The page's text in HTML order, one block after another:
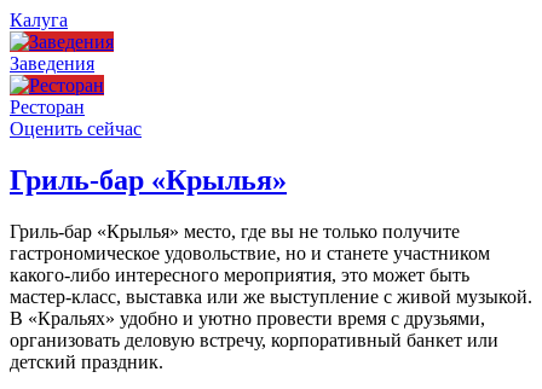
Калуга
Заведения
Ресторан
Оценить сейчас
Гриль-бар «Крылья»
Гриль-бар «Крылья» место, где вы не только получите
гастрономическое удовольствие, но и станете участником
какого-либо интересного мероприятия, это может быть
мастер-класс, выставка или же выступление с живой музыкой.
В «Кральях» удобно и уютно провести время с друзьями,
организовать деловую встречу, корпоративный банкет или
детский праздник.